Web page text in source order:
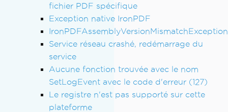
fichier PDF spécifique
Exception native IronPDF
IronPDFAssemblyVersionMismatchException
Service réseau crashé, redémarrage du
service
Aucune fonction trouvée avec le nom
SetLogEvent avec le code d'erreur (127)
Le registre n'est pas supporté sur cette
plateforme